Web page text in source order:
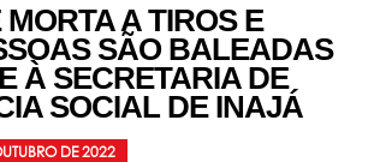
A TIROS E
SÃO BALEADAS
À SECRETARIA DE
SOCIAL DE INAJÁ
DE 2022